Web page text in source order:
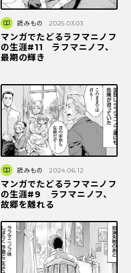
読みもの 2025.03.03
マンガでたどるラフマニノフ
の生涯#11 ラフマニノフ、
最期の輝き
読みもの 2024.06.12
マンガでたどるラフマニノフ
の生涯#9 ラフマニノフ、
故郷を離れる